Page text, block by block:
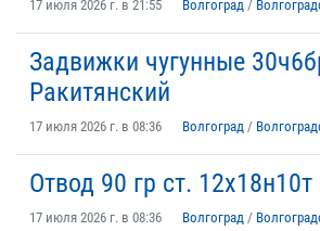
17 июля 2026 г. в 21:55 Волгоград /
Задвижки чугунные
Ракитянский
17 июля 2026 г. в 08:36 Волгоград /
Отвод 90 гр ст. 12х18н10т
17 июля 2026 г. в 08:36 Волгоград /